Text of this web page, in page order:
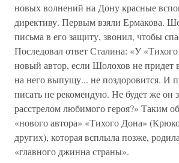
новых волнений на Дону красные
директиву. Первым взяли Ермакова.
письма в его защиту, звонил, чтобы
Последовал ответ Сталина: «У
новый автор, если Шолохов не придет
на него выпущу... не поздоровится. И
писать не рекомендую. Не будет же он
расстрелом любимого героя?» Таким
«нового автора» «Тихого Дона»
других), которая всплыла позже,
«главного джинна страны».